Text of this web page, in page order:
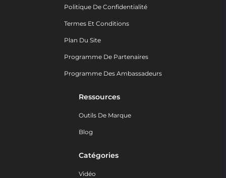
Politique De Confidentialité
Termes Et Conditions
Plan Du Site
Programme De Partenaires
Programme Des Ambassadeurs
Ressources
Outils De Marque
Blog
Catégories
Vidéo